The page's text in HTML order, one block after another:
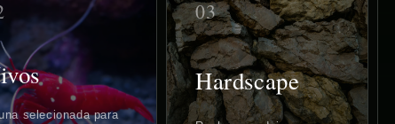
selecionada para
03
Hardscape